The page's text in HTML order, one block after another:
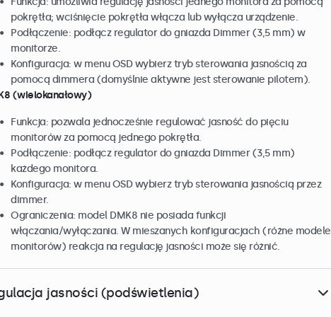
pokrętła; wciśnięcie pokrętła włącza lub wyłącza urządzenie.
Podłączenie: podłącz regulator do gniazda Dimmer (3,5 mm) w
monitorze.
Konfiguracja: w menu OSD wybierz tryb sterowania jasnością za
pomocą dimmera (domyślnie aktywne jest sterowanie pilotem).
(wielokanałowy)
Funkcja: pozwala jednocześnie regulować jasność do pięciu
monitorów za pomocą jednego pokrętła.
Podłączenie: podłącz regulator do gniazda Dimmer (3,5 mm)
każdego monitora.
Konfiguracja: w menu OSD wybierz tryb sterowania jasnością przez
dimmer.
Ograniczenia: model DMK8 nie posiada funkcji
włączania/wyłączania. W mieszanych konfiguracjach (różne modele
monitorów) reakcja na regulację jasności może się różnić.
jasności (podświetlenia)